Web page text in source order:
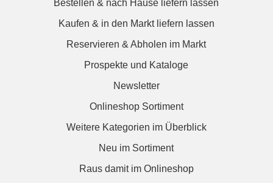
Bestellen & nach Hause liefern lassen
Kaufen & in den Markt liefern lassen
Reservieren & Abholen im Markt
Prospekte und Kataloge
Newsletter
Onlineshop Sortiment
Weitere Kategorien im Überblick
Neu im Sortiment
Raus damit im Onlineshop